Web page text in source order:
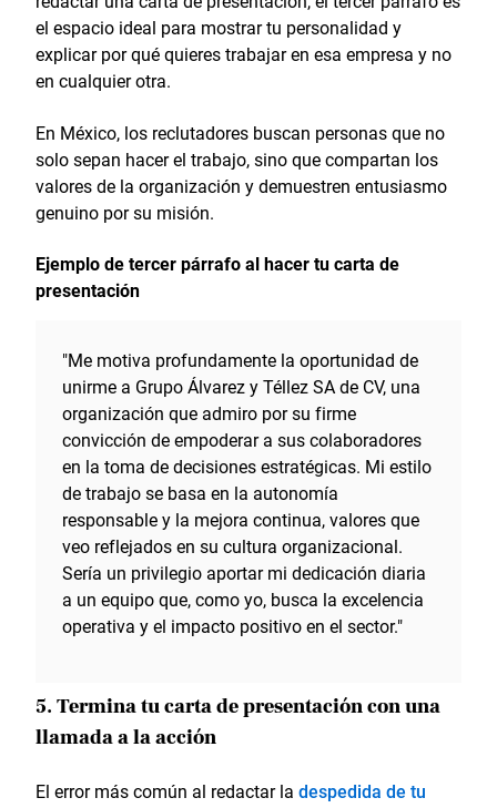
el espacio ideal para mostrar tu personalidad y
explicar por qué quieres trabajar en esa empresa y no
en cualquier otra.
En México, los reclutadores buscan personas que no
solo sepan hacer el trabajo, sino que compartan los
valores de la organización y demuestren entusiasmo
genuino por su misión.
Ejemplo de tercer párrafo al hacer tu carta de
presentación
"Me motiva profundamente la oportunidad de
unirme a Grupo Álvarez y Téllez SA de CV, una
organización que admiro por su firme
convicción de empoderar a sus colaboradores
en la toma de decisiones estratégicas. Mi estilo
de trabajo se basa en la autonomía
responsable y la mejora continua, valores que
veo reflejados en su cultura organizacional.
Sería un privilegio aportar mi dedicación diaria
a un equipo que, como yo, busca la excelencia
operativa y el impacto positivo en el sector."
5. Termina tu carta de presentación con una
llamada a la acción
El error más común al redactar la despedida de tu